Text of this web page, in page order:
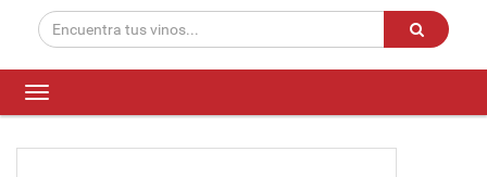
Toggle
navigation